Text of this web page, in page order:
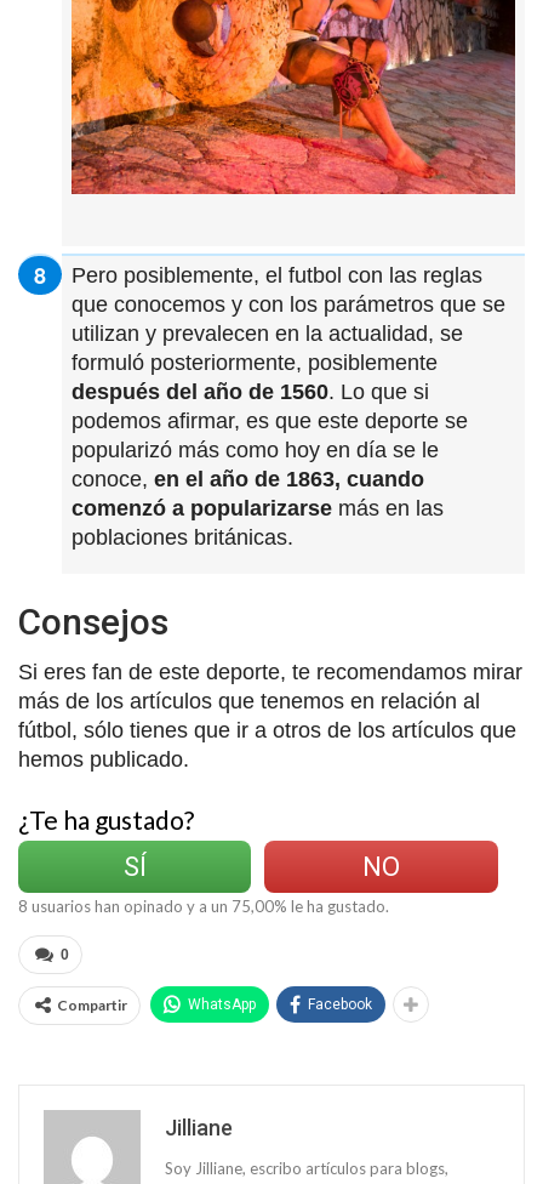
Pero posiblemente, el futbol con las reglas
que conocemos y con los parámetros que se
utilizan y prevalecen en la actualidad, se
formuló posteriormente, posiblemente
después del año de 1560. Lo que si
podemos afirmar, es que este deporte se
popularizó más como hoy en día se le
conoce, en el año de 1863, cuando
comenzó a popularizarse más en las
poblaciones británicas.
Consejos
Si eres fan de este deporte, te recomendamos mirar
más de los artículos que tenemos en relación al
fútbol, sólo tienes que ir a otros de los artículos que
hemos publicado.
¿Te ha gustado?
SÍ
NO
8 usuarios han opinado y a un 75,00% le ha gustado.
0
Compartir WhatsApp Facebook
Jilliane
Soy Jilliane, escribo artículos para blogs,